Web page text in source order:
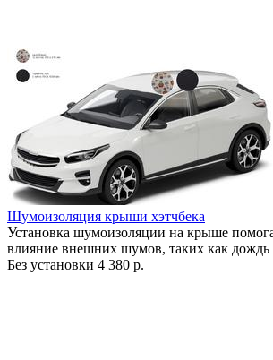
Шумоизоляция крыши хэтчбека
Установка шумоизоляции на крыше
влияние внешних шумов, таких как дождь
Без установки 4 380 р.